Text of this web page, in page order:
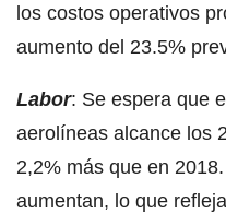
los costos operativos
aumento del 23.5%
Labor: Se espera que
aerolíneas alcance los
2,2% más que en
aumentan, lo que